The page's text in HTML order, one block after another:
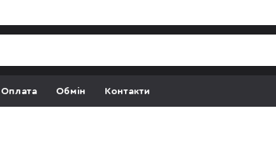
Оплата Обмін Контакти